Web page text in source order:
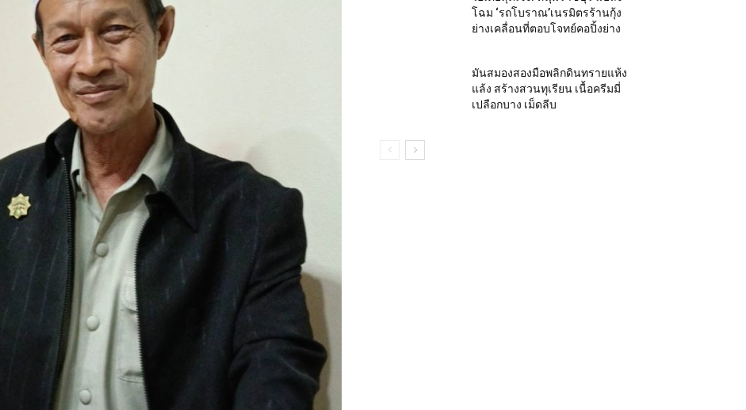
โฉม ‘รถโบราณ’เนรมิตรร้านกุ้ง
ย่างเคลื่อนที่ตอบโจทย์คอปิ้งย่าง
มันสมองสองมือพลิกดินทรายแห้ง
แล้ง สร้างสวนทุเรียน เนื้อครีมมี่
เปลือกบาง เม็ดลีบ